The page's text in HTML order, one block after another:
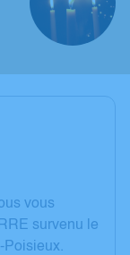
vous
survenu le
Poisieux.